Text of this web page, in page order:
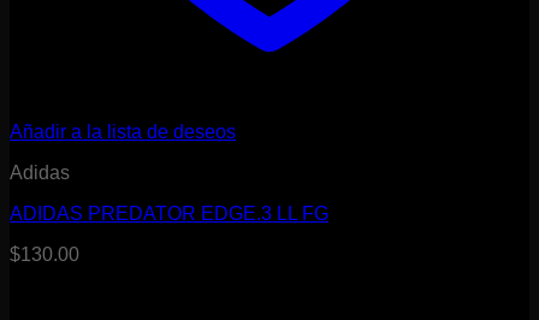
Añadir a la lista de deseos
Adidas
ADIDAS PREDATOR EDGE.3 LL FG
$130.00